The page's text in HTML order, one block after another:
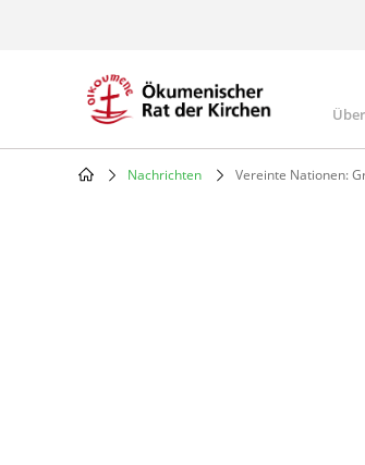
Nachrichten Vereinte Nationen: